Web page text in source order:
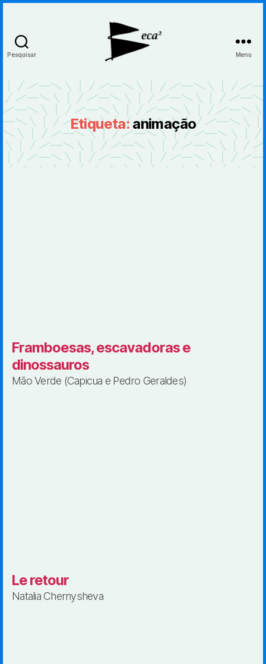
Pesquisar Menu
Etiqueta: animação
Framboesas, escavadoras e
dinossauros
Mão Verde (Capicua e Pedro Geraldes)
Le retour
Natalia Chernysheva